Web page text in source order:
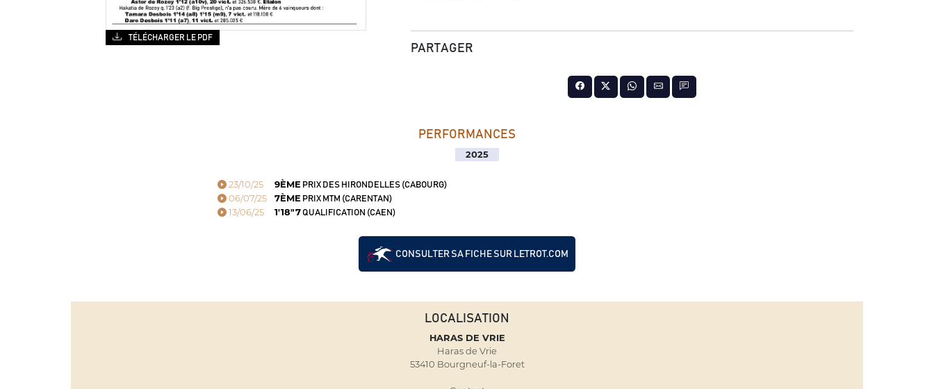
PARTAGER
TÉLÉCHARGER LE PDF
PERFORMANCES
2025
23/10/25 9ÈME PRIX DES HIRONDELLES (CABOURG)
06/07/25 7ÈME PRIX MTM (CARENTAN)
13/06/25 1'18"7QUALIFICATION (CAEN)
CONSULTER SA FICHE SUR LETROT.COM
LOCALISATION
HARAS DE VRIE
Haras de Vrie
53410 Bourgneuf-la-Foret